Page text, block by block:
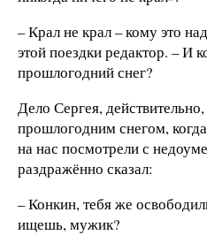
– Крал не крал – кому это
этой поездки редактор. – И
прошлогодний снег?
Дело Сергея,
прошлогодним снегом,
на нас посмотрели с
раздражённо сказал:
– Конкин, тебя же
ищешь, мужик?